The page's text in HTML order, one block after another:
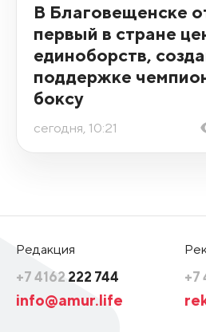
В Благовещенске
первый в стране
единоборств,
поддержке
боксу
сегодня, 10:21
Редакция
+7 4162 222 744
info@amur.life
+7